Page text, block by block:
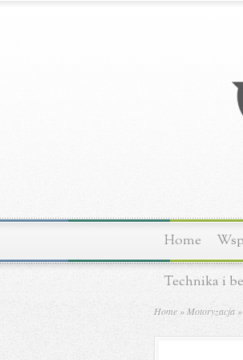
Home
Technika i
Home » Motoryzacja »